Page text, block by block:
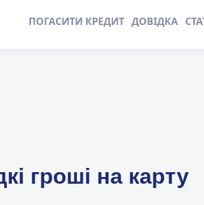
ПОГАСИТИ КРЕДИТ ДОВІДКА
гроші на карту